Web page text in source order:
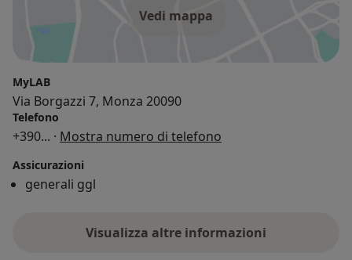
Vedi mappa
MyLAB
Via Borgazzi 7, Monza 20090
Telefono
+390... · Mostra numero di telefono
Assicurazioni
generali ggl
Visualizza altre informazioni